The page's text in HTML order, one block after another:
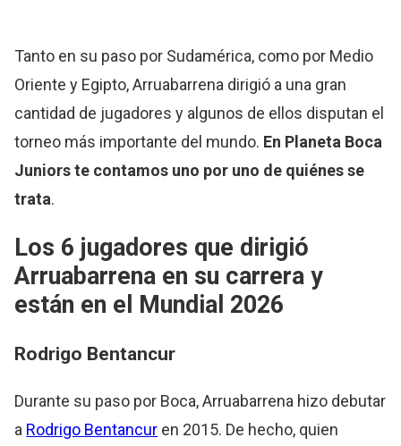
Tanto en su paso por Sudamérica, como por Medio
Oriente y Egipto, Arruabarrena dirigió a una gran
cantidad de jugadores y algunos de ellos disputan el
torneo más importante del mundo. En Planeta Boca
Juniorste contamos uno por uno de quiénes se
trata.
Los 6 jugadores que dirigió
Arruabarrena en su carrera y
están en el Mundial 2026
Rodrigo Bentancur
Durante su paso por Boca, Arruabarrena hizo debutar
a Rodrigo Bentancur en 2015. De hecho, quien